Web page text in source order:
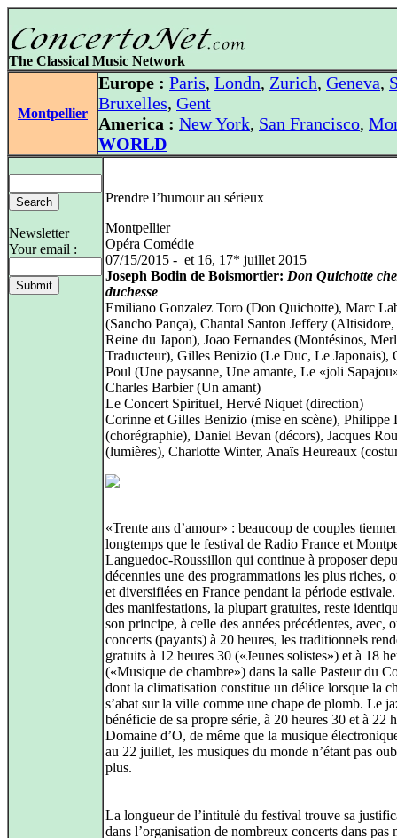
The Classical Music Network
Montpellier
Europe : Paris, Londn, Zurich, Geneva,
Bruxelles, Gent
America : New York, San Francisco,
WORLD
Newsletter
Your email :
Prendre l’humour au sérieux
Montpellier
Opéra Comédie
07/15/2015 - et 16, 17* juillet 2015
Joseph Bodin de Boismortier: Don Quichotte
duchesse
Emiliano Gonzalez Toro (Don Quichotte), Marc
(Sancho Pança), Chantal Santon Jeffery
Reine du Japon), Joao Fernandes (Montésinos,
Traducteur), Gilles Benizio (Le Duc, Le Japonais),
Poul (Une paysanne, Une amante, Le «joli
Charles Barbier (Un amant)
Le Concert Spirituel, Hervé Niquet (direction)
Corinne et Gilles Benizio (mise en scène), Philippe
(chorégraphie), Daniel Bevan (décors), Jacques
(lumières), Charlotte Winter, Anaïs Heureaux
«Trente ans d’amour» : beaucoup de couples
longtemps que le festival de Radio France et
Languedoc-Roussillon qui continue à proposer
décennies une des programmations les plus riches,
et diversifiées en France pendant la période
des manifestations, la plupart gratuites, reste
son principe, à celle des années précédentes, avec,
concerts (payants) à 20 heures, les traditionnels
gratuits à 12 heures 30 («Jeunes solistes») et à 18
(«Musique de chambre») dans la salle Pasteur du
dont la climatisation constitue un délice lorsque la
s’abat sur la ville comme une chape de plomb. Le
bénéficie de sa propre série, à 20 heures 30 et à 22
Domaine d’O, de même que la musique
au 22 juillet, les musiques du monde n’étant pas
plus.
La longueur de l’intitulé du festival trouve sa
dans l’organisation de nombreux concerts dans pas